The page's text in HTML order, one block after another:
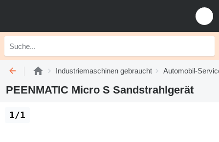
Industriemaschinen gebraucht Automobil-
PEENMATIC Micro S Sandstrahlgerät
1/1